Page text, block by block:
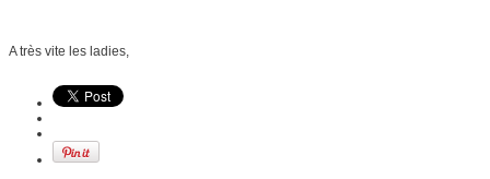
A très vite les ladies,